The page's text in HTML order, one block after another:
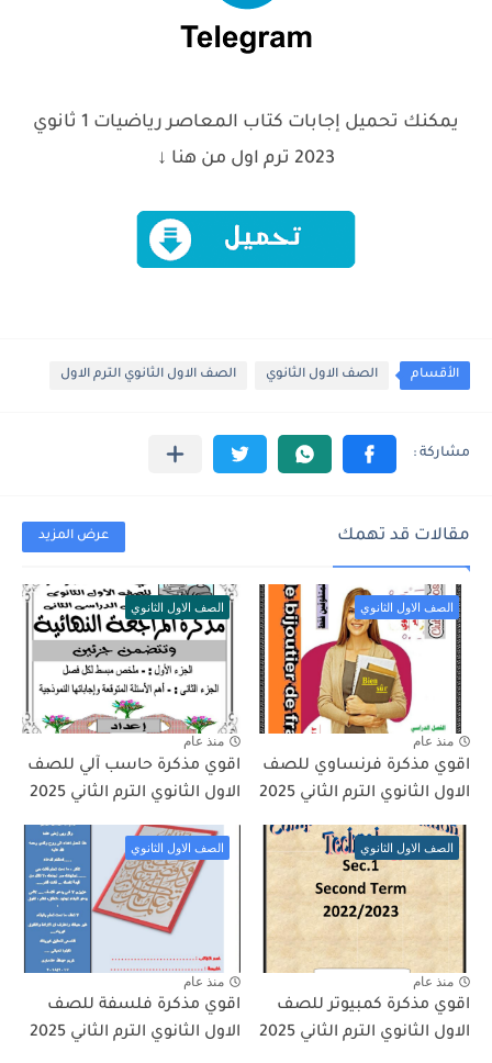
يمكنك تحميل إجابات كتاب المعاصر رياضيات
1 ثانوي
2023 ترم اول من هنا ↓
الأقسام الصف الاول الثانوي الصف الاول الثانوي الترم الاول
مقالات قد تهمك عرض المزيد
الصف الاول الثانوي
منذ عام
اقوي مذكرة فرنساوي للصف
الاول الثانوي الترم الثاني 2025
الصف الاول الثانوي
منذ عام
اقوي مذكرة حاسب آلي للصف
الاول الثانوي الترم الثاني 2025
الصف الاول الثانوي
منذ عام
اقوي مذكرة كمبيوتر للصف
الاول الثانوي الترم الثاني 2025
الصف الاول الثانوي
منذ عام
اقوي مذكرة فلسفة للصف
الاول الثانوي الترم الثاني 2025